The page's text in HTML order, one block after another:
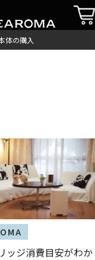
体の購入
ッジ消費目安がわか